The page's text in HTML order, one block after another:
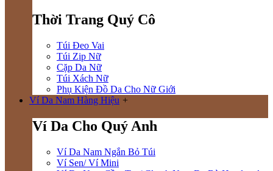
Thời Trang Quý Cô
Túi Đeo Vai
Túi Zip Nữ
Cặp Da Nữ
Túi Xách Nữ
Phụ Kiện Đồ Da Cho Nữ Giới
Ví Da Nam Hàng Hiệu +
Ví Da Cho Quý Anh
Ví Da Nam Ngắn Bỏ Túi
Ví Sen/ Ví Mini